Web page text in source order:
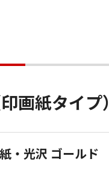
画紙タイプ）
・光沢 ゴールド